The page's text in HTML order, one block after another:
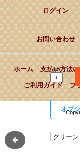
個数
オプ
ログイン
お問い合わせ
ホーム 支払い方法
ご利用ガイド プ